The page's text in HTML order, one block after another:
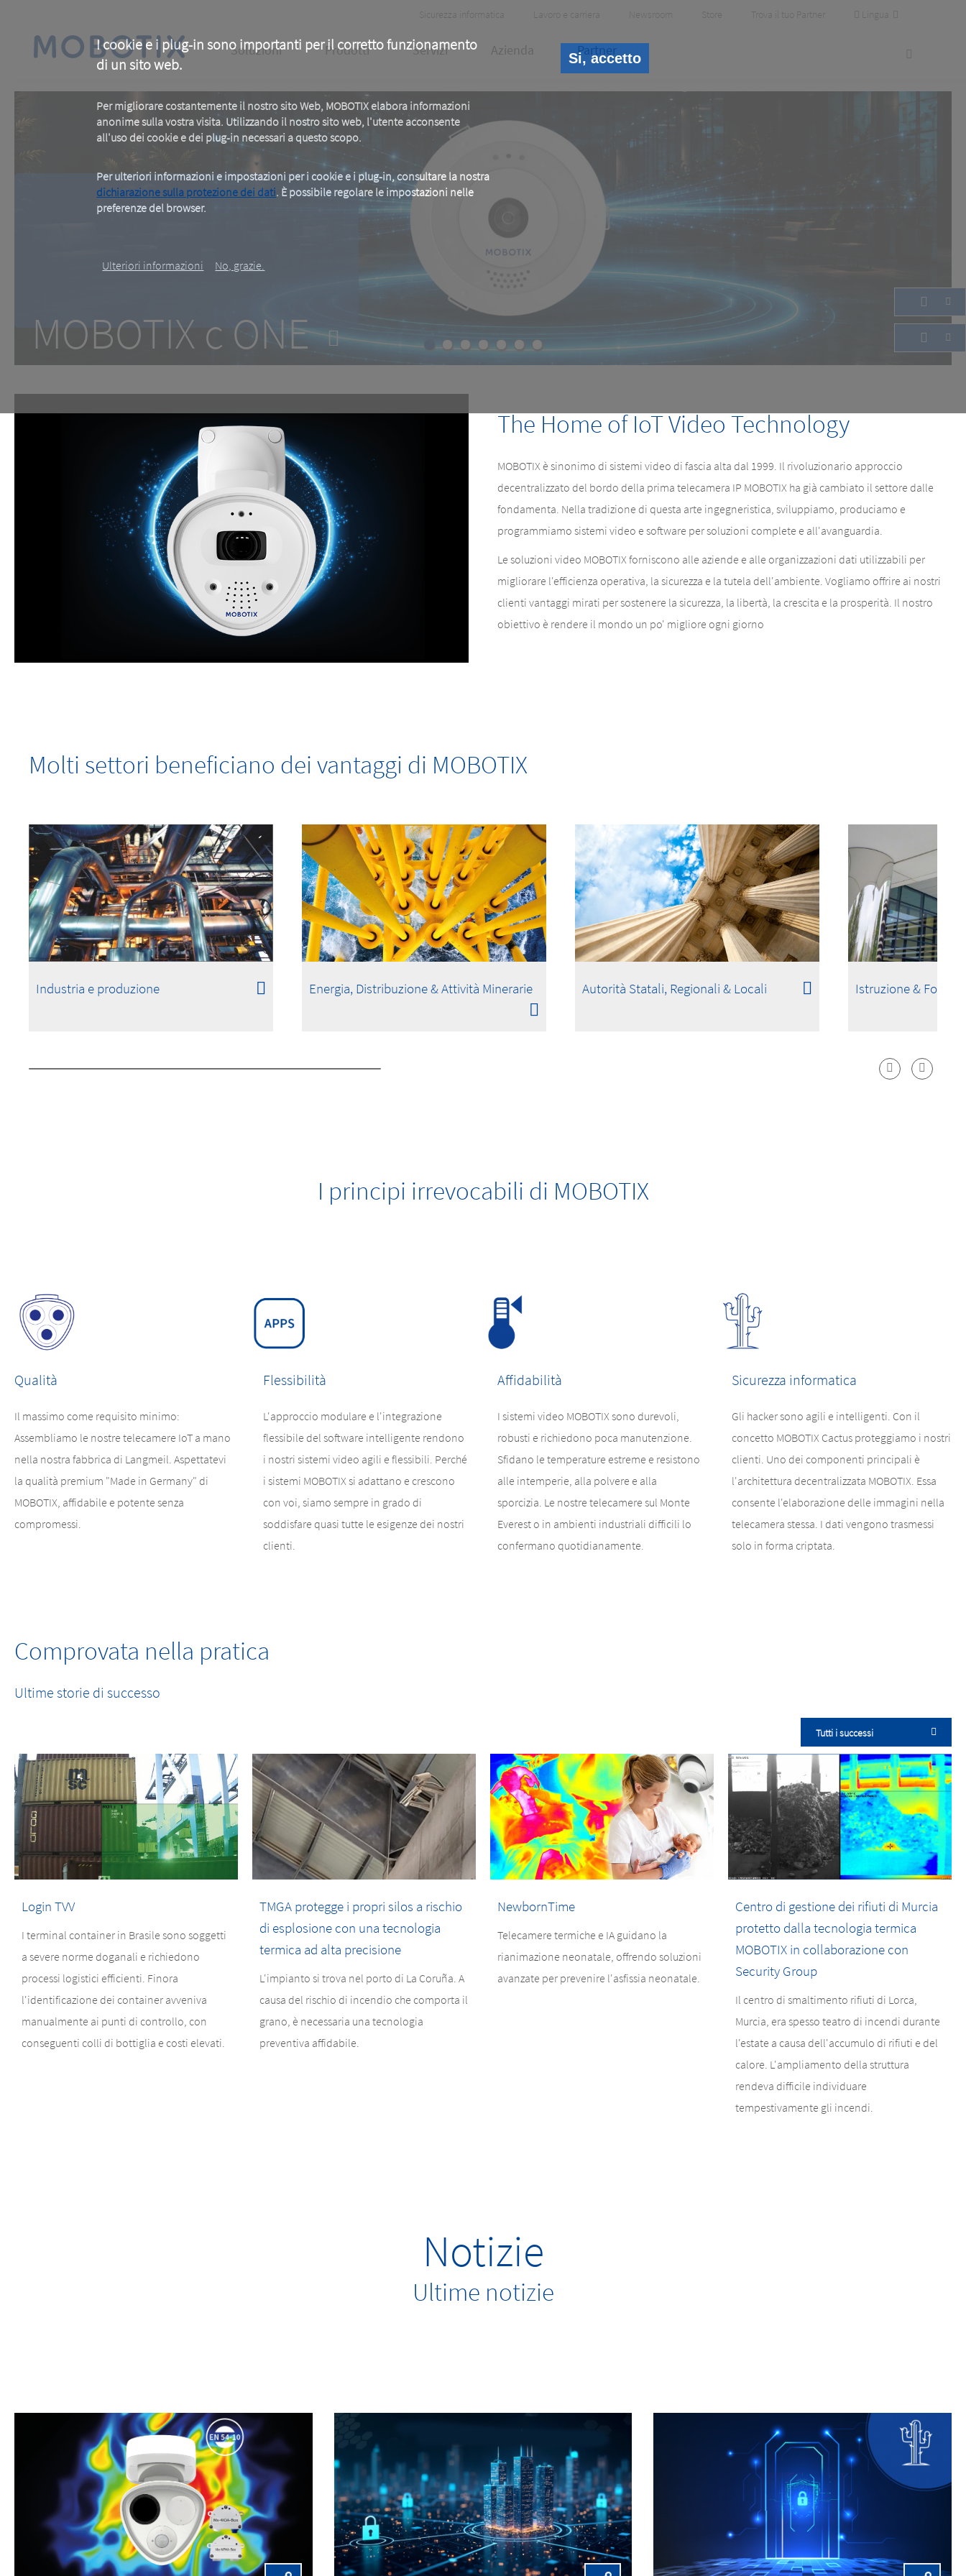
I cookie e i plug-in sono importanti per il corretto funzionamento
di un sito web.
Per migliorare costantemente il nostro sito Web, MOBOTIX elabora informazioni
anonime sulla vostra visita. Utilizzando il nostro sito web, l'utente acconsente
all'uso dei cookie e dei plug-in necessari a questo scopo.
Per ulteriori informazioni e impostazioni per i cookie e i plug-in, consultare la nostra
dichiarazione sulla protezione dei dati. È possibile regolare le impostazioni nelle
preferenze del browser.
Ulteriori informazioni No, grazie.
Si, accetto
content
Header
Meta
Sicurezza informatica Lavoro e carriera Newsroom Store Trova il tuo Partner Lingua
Main
Soluzioni Prodotti Servizi Azienda Partner
MOBOTIX c ONE
One Room. One Sensor. Done.
The Home of IoT Video Technology
MOBOTIX è sinonimo di sistemi video di fascia alta dal 1999. Il rivoluzionario approccio
decentralizzato del bordo della prima telecamera IP MOBOTIX ha già cambiato il settore dalle
fondamenta. Nella tradizione di questa arte ingegneristica, sviluppiamo, produciamo e
programmiamo sistemi video e software per soluzioni complete e all'avanguardia.
Le soluzioni video MOBOTIX forniscono alle aziende e alle organizzazioni dati utilizzabili per
migliorare l'efficienza operativa, la sicurezza e la tutela dell'ambiente. Vogliamo offrire ai nostri
clienti vantaggi mirati per sostenere la sicurezza, la libertà, la crescita e la prosperità. Il nostro
obiettivo è rendere il mondo un po' migliore ogni giorno
Molti settori beneficiano dei vantaggi di MOBOTIX
Industria e produzione Energia, Distribuzione & Attività Minerarie Autorità Statali, Regionali & Locali Istruzione &
I principi irrevocabili di MOBOTIX
Qualità
Il massimo come requisito minimo:
Assembliamo le nostre telecamere IoT a mano
nella nostra fabbrica di Langmeil. Aspettatevi
la qualità premium "Made in Germany" di
MOBOTIX, affidabile e potente senza
compromessi.
Flessibilità
L'approccio modulare e l'integrazione
flessibile del software intelligente rendono
i nostri sistemi video agili e flessibili. Perché
i sistemi MOBOTIX si adattano e crescono
con voi, siamo sempre in grado di
soddisfare quasi tutte le esigenze dei nostri
clienti.
Affidabilità
I sistemi video MOBOTIX sono durevoli,
robusti e richiedono poca manutenzione.
Sfidano le temperature estreme e resistono
alle intemperie, alla polvere e alla
sporcizia. Le nostre telecamere sul Monte
Everest o in ambienti industriali difficili lo
confermano quotidianamente.
Sicurezza informatica
Gli hacker sono agili e intelligenti. Con il
concetto MOBOTIX Cactus proteggiamo i nostri
clienti. Uno dei componenti principali è
l'architettura decentralizzata MOBOTIX. Essa
consente l'elaborazione delle immagini nella
telecamera stessa. I dati vengono trasmessi
solo in forma criptata.
Comprovata nella pratica
Ultime storie di successo
Tutti i successi
Login TVV
I terminal container in Brasile sono soggetti
a severe norme doganali e richiedono
processi logistici efficienti. Finora
l'identificazione dei container avveniva
manualmente ai punti di controllo, con
conseguenti colli di bottiglia e costi elevati.
TMGA protegge i propri silos a rischio
di esplosione con una tecnologia
termica ad alta precisione
L'impianto si trova nel porto di La Coruña. A
causa del rischio di incendio che comporta il
grano, è necessaria una tecnologia
preventiva affidabile.
NewbornTime
Telecamere termiche e IA guidano la
rianimazione neonatale, offrendo soluzioni
avanzate per prevenire l'asfissia neonatale.
Centro di gestione dei rifiuti di Murcia
protetto dalla tecnologia termica
MOBOTIX in collaborazione con
Security Group
Il centro di smaltimento rifiuti di Lorca,
Murcia, era spesso teatro di incendi durante
l'estate a causa dell'accumulo di rifiuti e del
calore. L'ampliamento della struttura
rendeva difficile individuare
tempestivamente gli incendi.
Notizie
Ultime notizie